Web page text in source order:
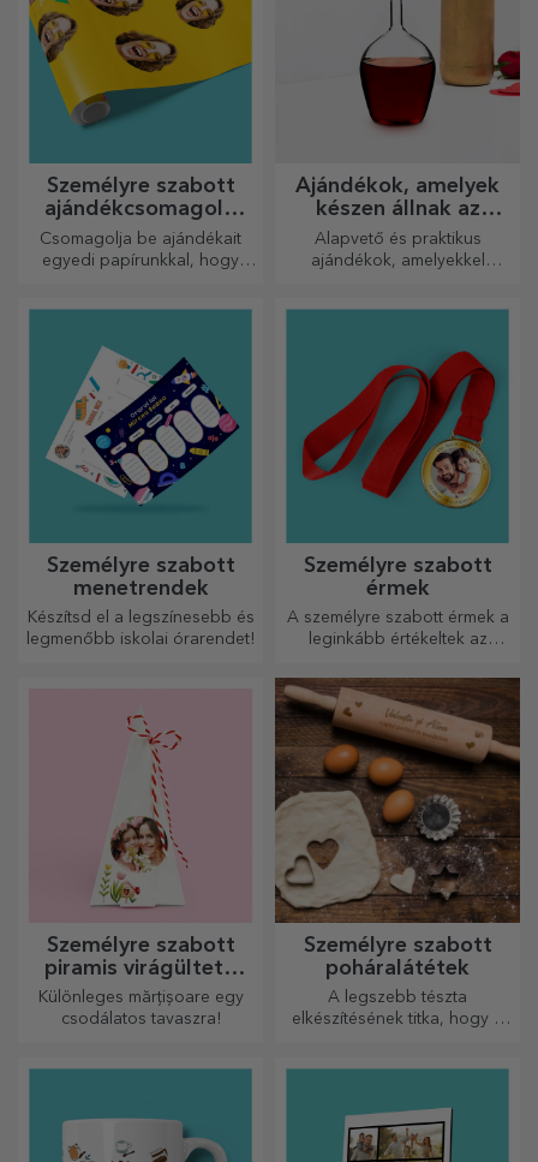
Személyre szabott
ajándékcsomagoló
papír
Csomagolja be ajándékait
egyedi papírunkkal, hogy
Ajándékok, amelyek
készen állnak az
átadásra
Alapvető és praktikus
ajándékok, amelyekkel
alkalomra!
Személyre szabott
menetrendek
Készítsd el a legszínesebb és
legmenőbb iskolai órarendet!
Személyre szabott
érmek
A személyre szabott érmek a
leginkább értékeltek az
Személyre szabhatja őket, és
elismerheti az érdemeiket!
Személyre szabott
piramis virágültető
készletek
Különleges mărțișoare egy
csodálatos tavaszra!
Személyre szabott
poháralátétek
A legszebb tészta
elkészítésének titka, hogy a